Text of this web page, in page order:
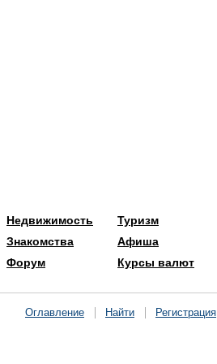
Недвижимость
Знакомства
Форум
Туризм
Афиша
Курсы валют
Оглавление Найти Регистрация